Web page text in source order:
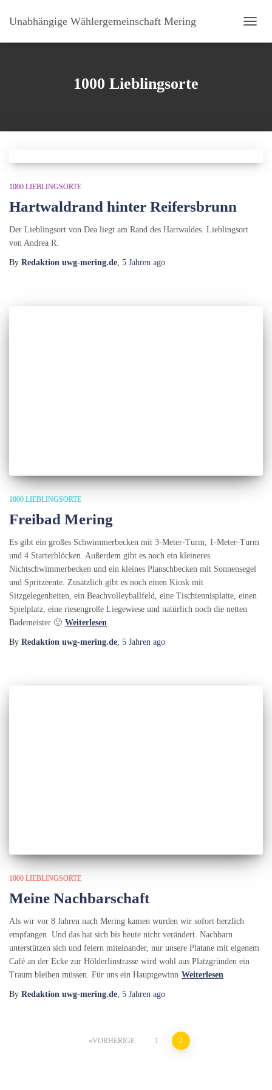
Unabhängige Wählergemeinschaft Mering
1000 Lieblingsorte
1000 LIEBLINGSORTE
Hartwaldrand hinter Reifersbrunn
Der Lieblingsort von Dea liegt am Rand des Hartwaldes. Lieblingsort
von Andrea R.
By Redaktion uwg-mering.de, 5 Jahren ago
1000 LIEBLINGSORTE
Freibad Mering
Es gibt ein großes Schwimmerbecken mit 3-Meter-Turm, 1-Meter-Turm
und 4 Starterblöcken. Außerdem gibt es noch ein kleineres
Nichtschwimmerbecken und ein kleines Planschbecken mit Sonnensegel
und Spritzeente. Zusätzlich gibt es noch einen Kiosk mit
Sitzgelegenheiten, ein Beachvolleyballfeld, eine Tischtennisplatte, einen
Spielplatz, eine riesengroße Liegewiese und natürlich noch die netten
Bademeister 🙂 Weiterlesen
By Redaktion uwg-mering.de 5 Jahren ago
1000 LIEBLINGSORTE
Meine Nachbarschaft
Als wir vor 8 Jahren nach Mering kamen wurden wir sofort herzlich
empfangen. Und das hat sich bis heute nicht verändert. Nachbarn
unterstützen sich und feiern miteinander, nur unsere Platane mit eigenem
Café an der Ecke zur Hölderlinstrasse wird wohl aus Platzgründen ein
Traum bleiben müssen. Für uns ein Hauptgewinn Weiterlesen
By Redaktion uwg-mering.de, 5 Jahren ago
Seitennummerierung
VORHERIGE 1 2